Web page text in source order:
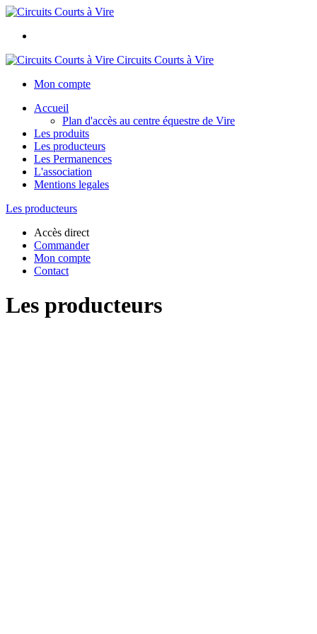
Circuits Courts à Vire
Mon compte
Accueil
Plan d'accès au centre équestre de Vire
Les produits
Les producteurs
Les Permanences
L'association
Mentions legales
Les producteurs
Accès direct
Commander
Mon compte
Contact
Les producteurs